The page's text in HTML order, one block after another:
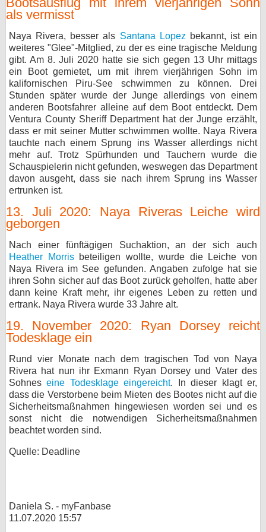
als vermisst
Naya Rivera, besser als Santana Lopez bekannt, ist ein
weiteres "Glee"-Mitglied, zu der es eine tragische Meldung
gibt. Am 8. Juli 2020 hatte sie sich gegen 13 Uhr mittags
ein Boot gemietet, um mit ihrem vierjährigen Sohn im
kalifornischen Piru-See schwimmen zu können. Drei
Stunden später wurde der Junge allerdings von einem
anderen Bootsfahrer alleine auf dem Boot entdeckt. Dem
Ventura County Sheriff Department hat der Junge erzählt,
dass er mit seiner Mutter schwimmen wollte. Naya Rivera
tauchte nach einem Sprung ins Wasser allerdings nicht
mehr auf. Trotz Spürhunden und Tauchern wurde die
Schauspielerin nicht gefunden, weswegen das Department
davon ausgeht, dass sie nach ihrem Sprung ins Wasser
ertrunken ist.
13. Juli 2020: Naya Riveras Leiche wird
geborgen
Nach einer fünftägigen Suchaktion, an der sich auch
Heather Morrisbeteiligen wollte, wurde die Leiche von
Naya Rivera im See gefunden. Angaben zufolge hat sie
ihren Sohn sicher auf das Boot zurück geholfen, hatte aber
dann keine Kraft mehr, ihr eigenes Leben zu retten und
ertrank. Naya Rivera wurde 33 Jahre alt.
19. November 2020: Ryan Dorsey reicht
Todesklage ein
Rund vier Monate nach dem tragischen Tod von Naya
Rivera hat nun ihr Exmann Ryan Dorsey und Vater des
Sohneseine Todesklage eingereicht. In dieser klagt er,
dass die Verstorbene beim Mieten des Bootes nicht auf die
Sicherheitsmaßnahmen hingewiesen worden sei und es
sonst nicht die notwendigen Sicherheitsmaßnahmen
beachtet worden sind.
Quelle: Deadline
Daniela S. - myFanbase
11.07.2020 15:57